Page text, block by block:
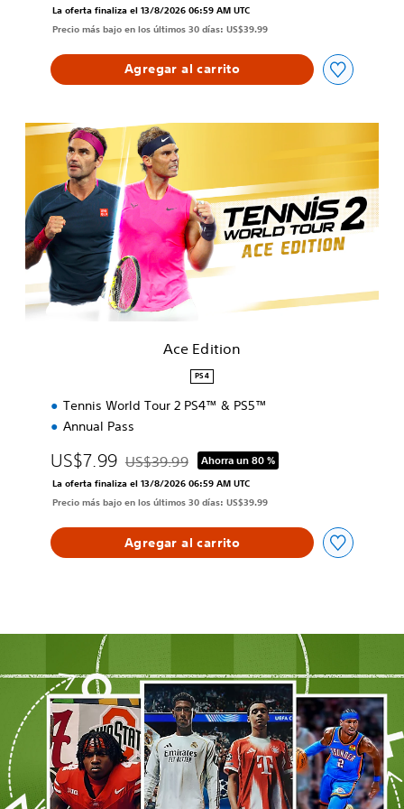
La oferta finaliza el 13/8/2026 06:59 AM UTC
Precio más bajo en los últimos 30 días: US$39.99
Agregar al carrito
A
d
i
t
i
o
n
Ace Edition
PS4
Tennis World Tour 2 PS4™ & PS5™
Annual Pass
US$7.99 Rebajado del precio original de US$39.99
US$39.99 Ahorra un 80 %
La oferta finaliza el 13/8/2026 06:59 AM UTC
Precio más bajo en los últimos 30 días: US$39.99
Agregar al carrito